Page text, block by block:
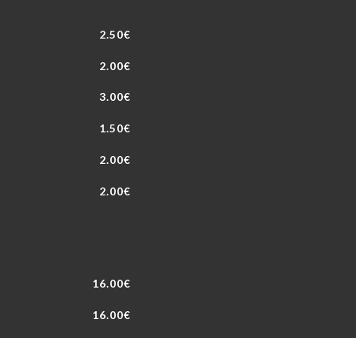
2.50€
2.00€
3.00€
1.50€
2.00€
2.00€
16.00€
16.00€